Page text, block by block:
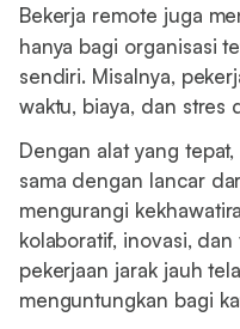
Bekerja remote juga
hanya bagi organisasi
sendiri. Misalnya,
waktu, biaya, dan stres
Dengan alat yang
sama dengan lancar
mengurangi
kolaboratif, inovasi,
pekerjaan jarak jauh
menguntungkan bagi